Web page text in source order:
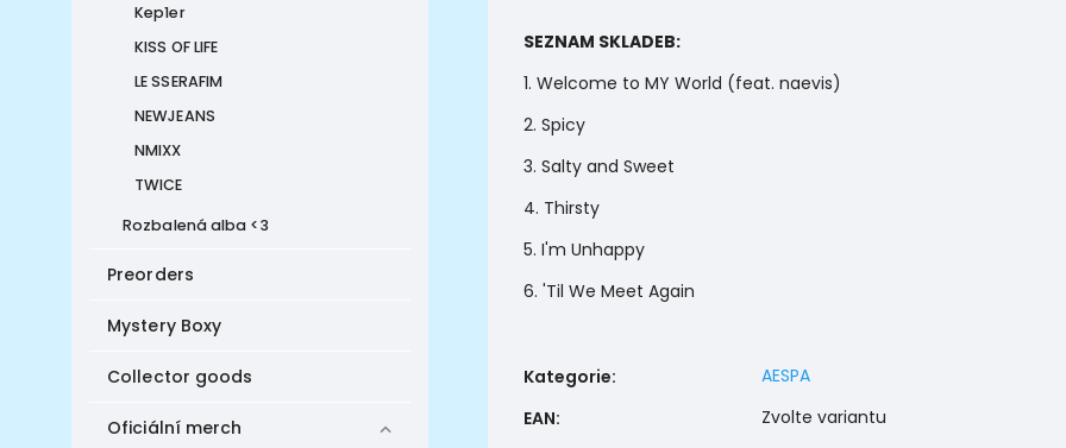
Kep1er
KISS OF LIFE
LE SSERAFIM
NEWJEANS
NMIXX
TWICE
Rozbalená alba <3
Preorders
Mystery Boxy
Collector goods
Oficiální merch
SEZNAM SKLADEB:
1. Welcome to MY World (feat. naevis)
2. Spicy
3. Salty and Sweet
4. Thirsty
5. I'm Unhappy
6. 'Til We Meet Again
Kategorie:
AESPA
EAN: Zvolte variantu